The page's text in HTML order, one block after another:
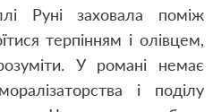
Руні заховала поміж
терпінням і олівцем,
У романі немає
і поділу